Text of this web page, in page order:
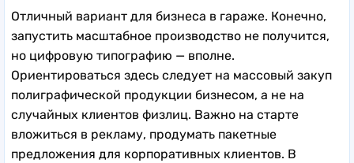
Отличный вариант для бизнеса в гараже. Конечно,
запустить масштабное производство не получится,
но цифровую типографию — вполне.
Ориентироваться здесь следует на массовый закуп
полиграфической продукции бизнесом, а не на
случайных клиентов физлиц. Важно на старте
вложиться в рекламу, продумать пакетные
предложения для корпоративных клиентов. В